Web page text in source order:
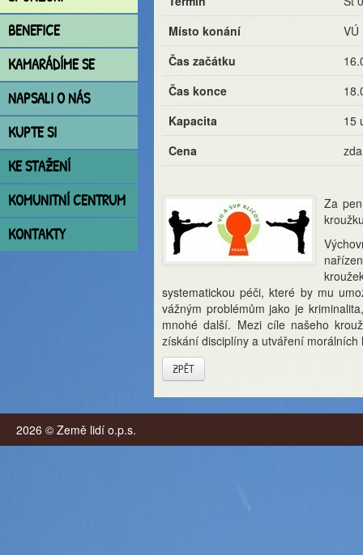
BENEFICE
KAMARÁDÍME SE
NAPSALI O NÁS
KUPTE SI
KE STAŽENÍ
KOMUNITNÍ CENTRUM
KONTAKTY
Místo konání
VÚ
Čas začátku
Čas konce
Kapacita
15
Cena
Za
systematickou péči, které by mu
vážným problémům jako je
mnohé další. Mezi cíle našeho
získání disciplíny a utváření morálních
ZPĚT
2026 © Země lidí o.p.s.